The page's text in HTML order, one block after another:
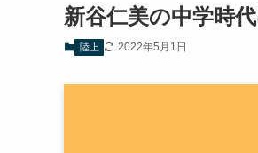
新谷仁美の中学時
陸上 2022年5月1日